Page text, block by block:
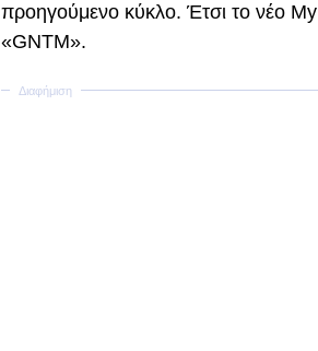
προηγούμενο κύκλο. Έτσι το νέο
«GNTM».